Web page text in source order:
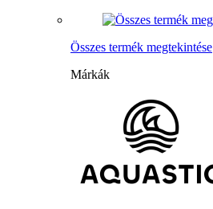
Összes termék megtekintése
Márkák